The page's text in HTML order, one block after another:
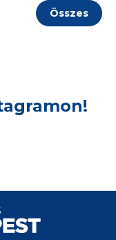
Összes